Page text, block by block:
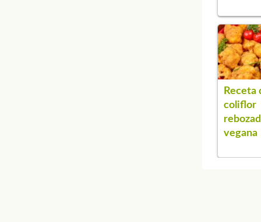
Receta
coliflor
vegana